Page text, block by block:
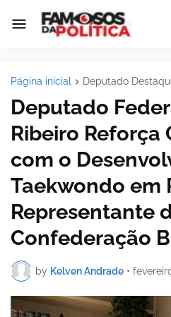
Página inicial Deputado
Deputado
Ribeiro Reforça
com o
Taekwondo em
Representante
Confederação
by Kelven Andrade •